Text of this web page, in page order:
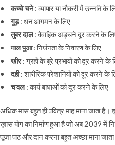
•कच्चे चने: व्यापार या नौकरी में उन्नति के
•गुड़: धन आगमन के लिए
•तुवर दाल: वैवाहिक अड़चने दूर करने के
•माल पुआ: निर्धनता के निवारण के लिए
•खीर: ग्रहों के बुरे प्रभावों को दूर करने के
•दही: शारीरिक परेशानियों को दूर करने के
•चावल: कार्य बाधाओं को दूर करने के लिए
अधिक मास बहुत ही पवित्र माह माना जाता
ख़ास योग का निर्माण हुआ है जो अब 2039 में
पूजा पाठ और दान करना बहुत अच्छा माना